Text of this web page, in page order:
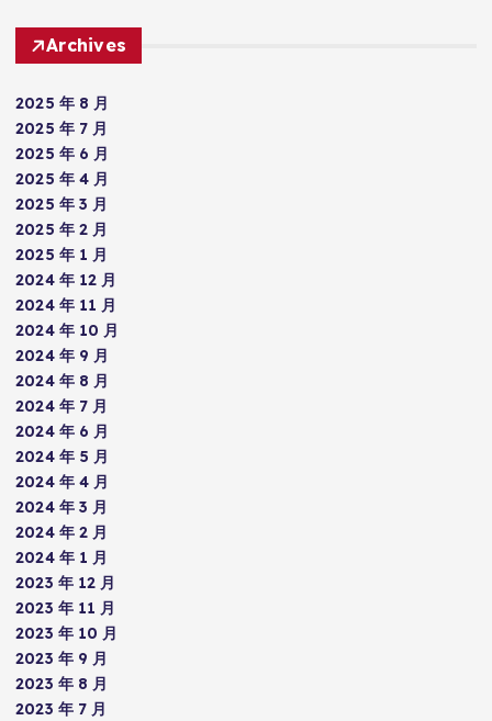
Archives
2025 年 8 月
2025 年 7 月
2025 年 6 月
2025 年 4 月
2025 年 3 月
2025 年 2 月
2025 年 1 月
2024 年 12 月
2024 年 11 月
2024 年 10 月
2024 年 9 月
2024 年 8 月
2024 年 7 月
2024 年 6 月
2024 年 5 月
2024 年 4 月
2024 年 3 月
2024 年 2 月
2024 年 1 月
2023 年 12 月
2023 年 11 月
2023 年 10 月
2023 年 9 月
2023 年 8 月
2023 年 7 月